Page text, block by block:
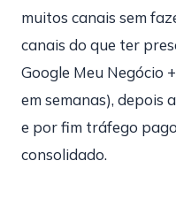
muitos canais sem
canais do que ter
Google Meu Negócio
em semanas), depois
e por fim tráfego
consolidado.